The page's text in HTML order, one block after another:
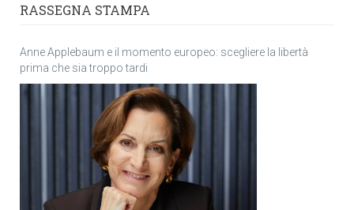
RASSEGNA STAMPA
Anne Applebaum e il momento europeo: scegliere la libertà
prima che sia troppo tardi